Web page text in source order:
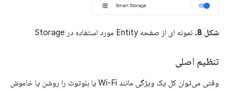
شکل 8. نمونه ای از صفحه Entity مورد استفاده در Storage
تنظیم اصلی
وقتی می‌توان کل یک ویژگی مانند Wi-Fi یا بلوتوث را روشن یا خاموش